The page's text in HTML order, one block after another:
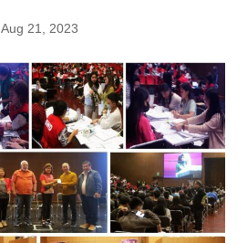
Aug 21, 2023